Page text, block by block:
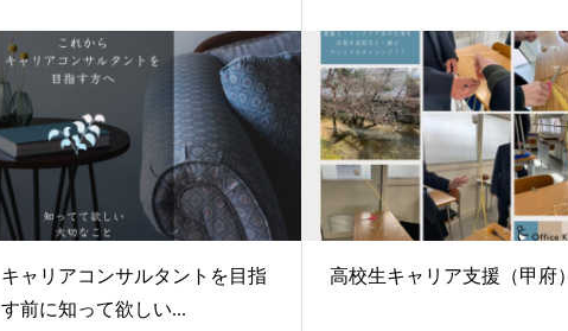
キャリアコンサルタントを目指
す前に知って欲しい...
高校生キャリア支援（甲府）